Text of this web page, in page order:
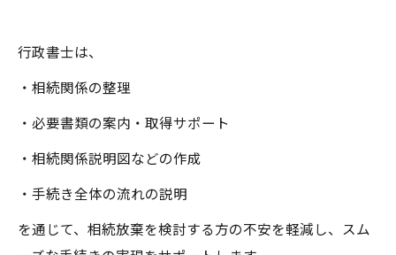
行政書士は、
・相続関係の整理
・必要書類の案内・取得サポート
・相続関係説明図などの作成
・手続き全体の流れの説明
を通じて、相続放棄を検討する方の不安を軽減し、スム